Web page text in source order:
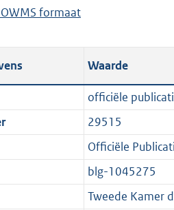
e
t
n
r
formaat
s
a
g
Waarde
officiële
29515
Officiële
blg-1045275
Tweede Kamer